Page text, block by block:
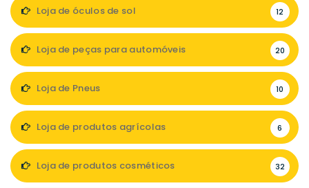
Loja de óculos de sol 12
Loja de peças para automóveis 20
Loja de Pneus 10
Loja de produtos agrícolas 6
Loja de produtos cosméticos 32